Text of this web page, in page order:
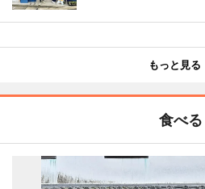
もっと見る
食べる